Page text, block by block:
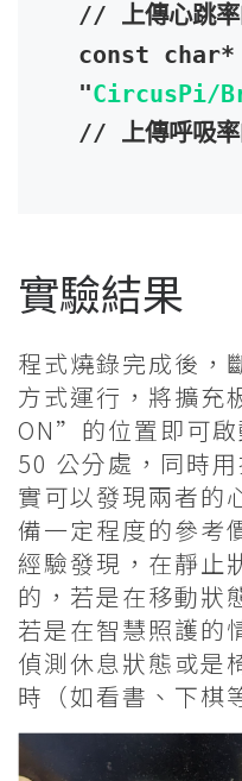
// 上傳心跳
const
"CircusPi/
// 上傳呼吸
實驗結果
程式燒錄完成後，
方式運行，將擴充
ON”的位置即可
50 公分處，同時
實可以發現兩者的
備一定程度的參考
經驗發現，在靜止
的，若是在移動狀
若是在智慧照護的
偵測休息狀態或是
時（如看書、下棋